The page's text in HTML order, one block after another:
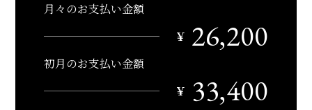
月々のお支払い金額
￥ 26,200
初月のお支払い金額
￥ 33,400